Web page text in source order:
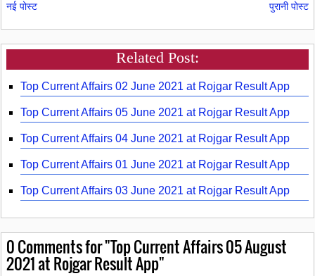
नई पोस्ट
पुरानी पोस्ट
Related Post:
Top Current Affairs 02 June 2021 at Rojgar Result App
Top Current Affairs 05 June 2021 at Rojgar Result App
Top Current Affairs 04 June 2021 at Rojgar Result App
Top Current Affairs 01 June 2021 at Rojgar Result App
Top Current Affairs 03 June 2021 at Rojgar Result App
0Comments for "Top Current Affairs 05 August
2021 at Rojgar Result App"